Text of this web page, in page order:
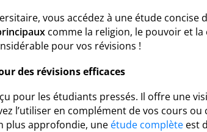
vous accédez à une étude concise
comme la religion, le pouvoir et
pour vos révisions !
des révisions efficaces
pour les étudiants pressés. Il offre une
l’utiliser en complément de vos cours
plus approfondie, une étude complète est